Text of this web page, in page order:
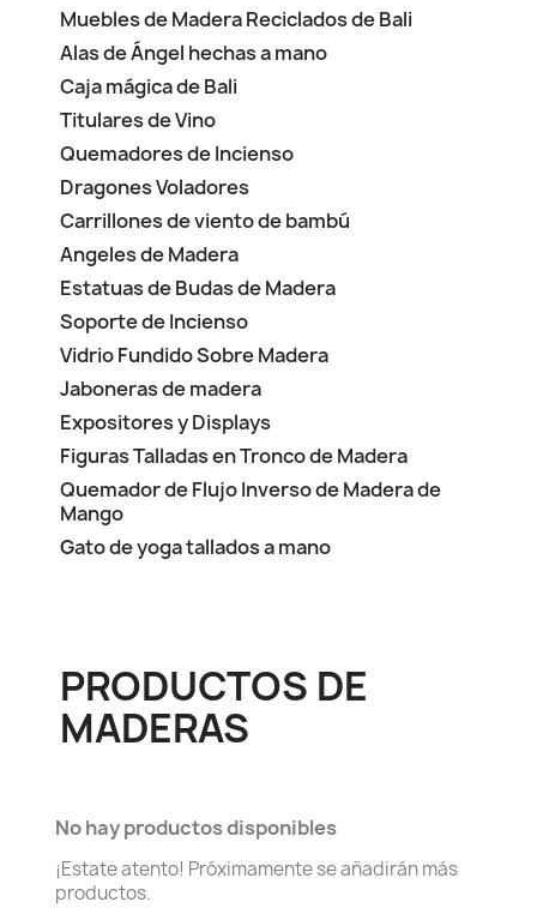
Muebles de Madera Reciclados de Bali
Alas de Ángel hechas a mano
Caja mágica de Bali
Titulares de Vino
Quemadores de Incienso
Dragones Voladores
Carrillones de viento de bambú
Angeles de Madera
Estatuas de Budas de Madera
Soporte de Incienso
Vidrio Fundido Sobre Madera
Jaboneras de madera
Expositores y Displays
Figuras Talladas en Tronco de Madera
Quemador de Flujo Inverso de Madera de
Mango
Gato de yoga tallados a mano
PRODUCTOS DE
MADERAS
No hay productos disponibles
¡Estate atento! Próximamente se añadirán más
productos.